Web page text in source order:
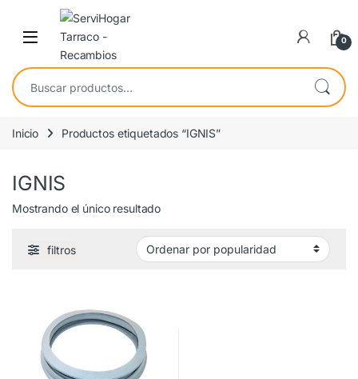
Saltar a navegación
saltar al contenido
Open 0
Buscar por:
Inicio Productos etiquetados “IGNIS”
IGNIS
Mostrando el único resultado
filtros